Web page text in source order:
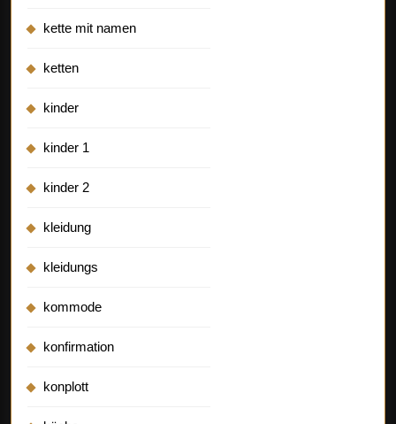
kette mit namen
ketten
kinder
kinder 1
kinder 2
kleidung
kleidungs
kommode
konfirmation
konplott